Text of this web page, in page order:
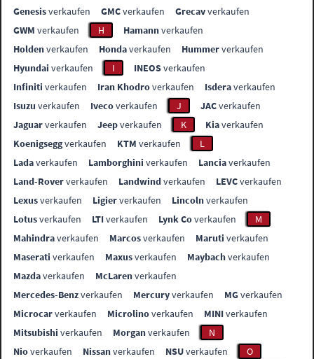
Genesisverkaufen GMCverkaufen Grecavverkaufen
GWM verkaufen H Hamannverkaufen
Holdenverkaufen Hondaverkaufen Hummerverkaufen
Hyundai verkaufen I INEOSverkaufen
Infiniti verkaufen Iran Khodroverkaufen Isderaverkaufen
Isuzu verkaufen Ivecoverkaufen J JACverkaufen
Jaguarverkaufen Jeepverkaufen K Kiaverkaufen
Koenigseggverkaufen KTM verkaufen
L
Ladaverkaufen Lamborghini verkaufen Lanciaverkaufen
Land-Roververkaufen Landwindverkaufen LEVCverkaufen
Lexusverkaufen Ligierverkaufen Lincolnverkaufen
Lotusverkaufen LTIverkaufen Lynk Coverkaufen
M
Mahindraverkaufen Marcosverkaufen Maruti verkaufen
Maserati verkaufen Maxusverkaufen Maybachverkaufen
Mazdaverkaufen McLarenverkaufen
Mercedes-Benzverkaufen Mercuryverkaufen MGverkaufen
Microcarverkaufen Microlinoverkaufen MINIverkaufen
Mitsubishi verkaufen Morganverkaufen
N
Nioverkaufen Nissanverkaufen NSUverkaufen
O